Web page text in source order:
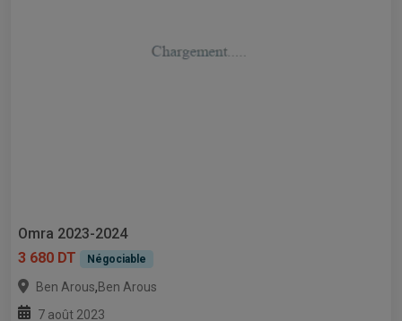
Omra 2023-2024
3 680 DT
Négociable
Ben Arous,Ben Arous
7 août 2023